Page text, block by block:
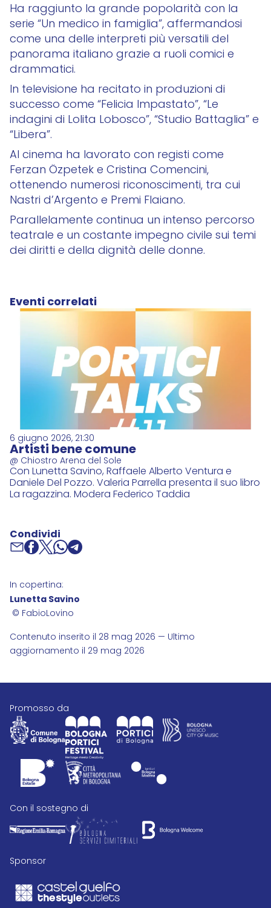
Ha raggiunto la grande popolarità con la
serie “Un medico in famiglia”, affermandosi
come una delle interpreti più versatili del
panorama italiano grazie a ruoli comici e
drammatici.
In televisione ha recitato in produzioni di
successo come “Felicia Impastato”, “Le
indagini di Lolita Lobosco”, “Studio Battaglia” e
“Libera”.
Al cinema ha lavorato con registi come
Ferzan Özpetek e Cristina Comencini,
ottenendo numerosi riconoscimenti, tra cui
Nastri d’Argento e Premi Flaiano.
Parallelamente continua un intenso percorso
teatrale e un costante impegno civile sui temi
dei diritti e della dignità delle donne.
Eventi correlati
6 giugno 2026, 21:30
Artisti bene comune
@ Chiostro Arena del Sole
Con Lunetta Savino, Raffaele Alberto Ventura e
Daniele Del Pozzo. Valeria Parrella presenta il suo libro
La ragazzina. Modera Federico Taddia
Condividi
In copertina:
Lunetta Savino
© FabioLovino
Contenuto inserito il 28 mag 2026 — Ultimo
aggiornamento il 29 mag 2026
promosso da
con il sostegno di
Sponsor